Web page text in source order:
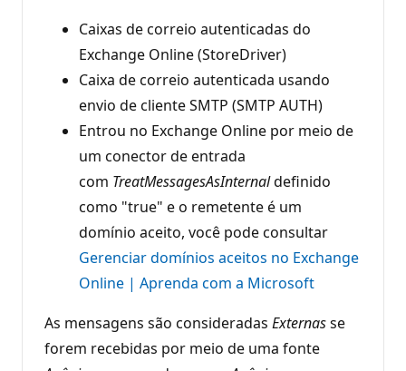
Caixas de correio autenticadas do
Exchange Online (StoreDriver)
Caixa de correio autenticada usando
envio de cliente SMTP (SMTP AUTH)
Entrou no Exchange Online por meio de
um conector de entrada
com TreatMessagesAsInternaldefinido
como "true" e o remetente é um
domínio aceito, você pode consultar
Gerenciar domínios aceitos no Exchange
Online | Aprenda com a Microsoft
As mensagens são consideradas Externasse
forem recebidas por meio de uma fonte